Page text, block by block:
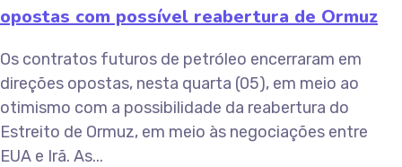
opostas com possível reabertura de Ormuz
Os contratos futuros de petróleo encerraram em
direções opostas, nesta quarta (05), em meio ao
otimismo com a possibilidade da reabertura do
Estreito de Ormuz, em meio às negociações entre
EUA e Irã. As...